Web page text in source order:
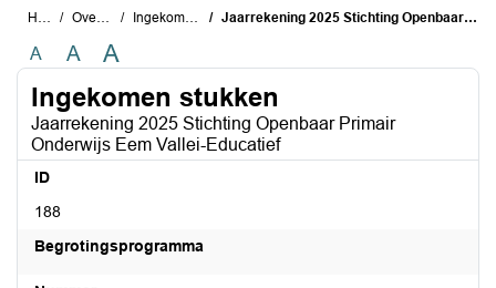
Home Overzichten Ingekomen stukken Jaarrekening 2025 Stichting Openbaar Primair Onderwijs Eem Vallei-Educatief
A A A
Ingekomen stukken
Jaarrekening 2025 Stichting Openbaar Primair
Onderwijs Eem Vallei-Educatief
ID
188
Begrotingsprogramma